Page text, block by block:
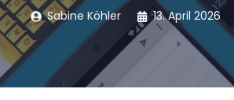
Sabine Köhler 13. April 2026